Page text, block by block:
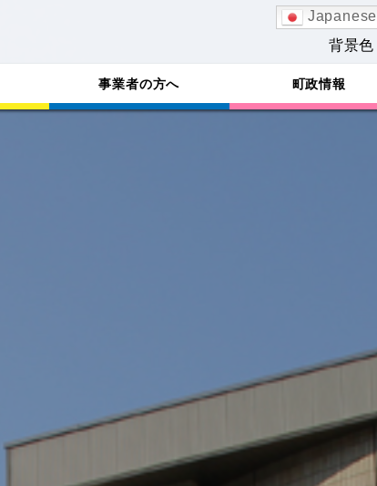
Japanese
背景色
事業者の方へ 町政情報